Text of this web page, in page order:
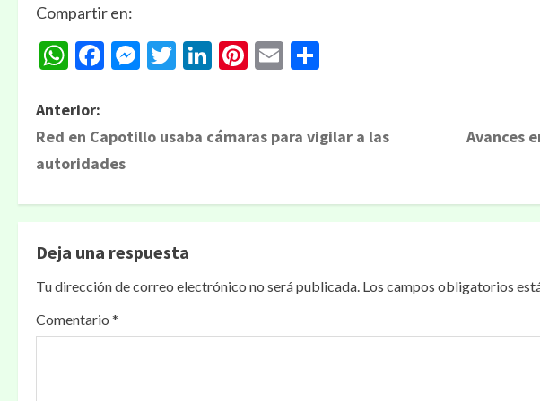
Compartir en:
WhatsApp
Facebook
Messenger
Twitter
LinkedIn
Pinterest
Email
Anterior:
Red en Capotillo usaba cámaras para vigilar a las
autoridades
Avances
Deja una respuesta
Tu dirección de correo electrónico no será publicada. Los campos obligatorios
Comentario *